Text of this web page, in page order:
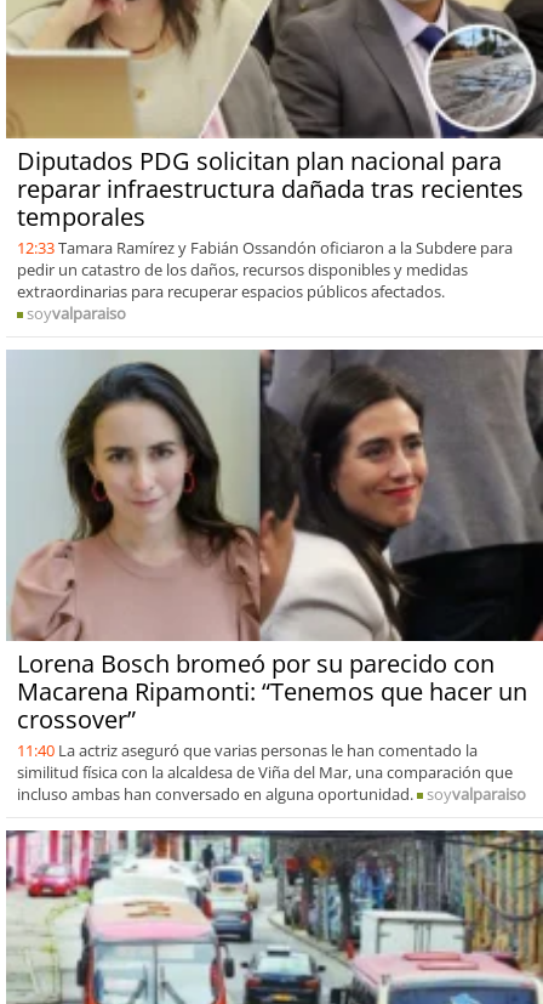
Diputados PDG solicitan plan nacional para
reparar infraestructura dañada tras recientes
temporales
12:33Tamara Ramírez y Fabián Ossandón oficiaron a la Subdere para
pedir un catastro de los daños, recursos disponibles y medidas
extraordinarias para recuperar espacios públicos afectados.
soyvalparaiso
Lorena Bosch bromeó por su parecido con
Macarena Ripamonti: “Tenemos que hacer un
crossover”
11:40 La actriz aseguró que varias personas le han comentado la
similitud física con la alcaldesa de Viña del Mar, una comparación que
incluso ambas han conversado en alguna oportunidad.
soyvalparaiso